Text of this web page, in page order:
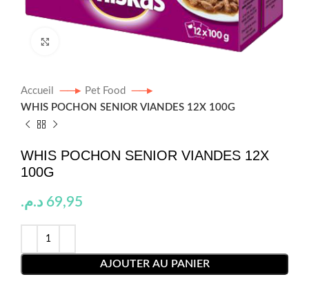
Accueil
Pet Food
WHIS POCHON SENIOR VIANDES 12X 100G
WHIS POCHON SENIOR VIANDES 12X
100G
69,95 د.م.
AJOUTER AU PANIER